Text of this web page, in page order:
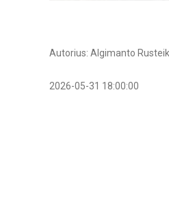
Autorius: Algimanto
2026-05-31 18:00:00